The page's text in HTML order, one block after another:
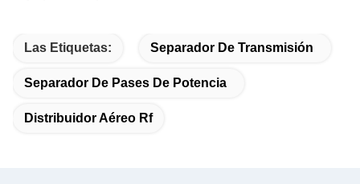
Las Etiquetas: Separador De Transmisión
Separador De Pases De Potencia
Distribuidor Aéreo Rf